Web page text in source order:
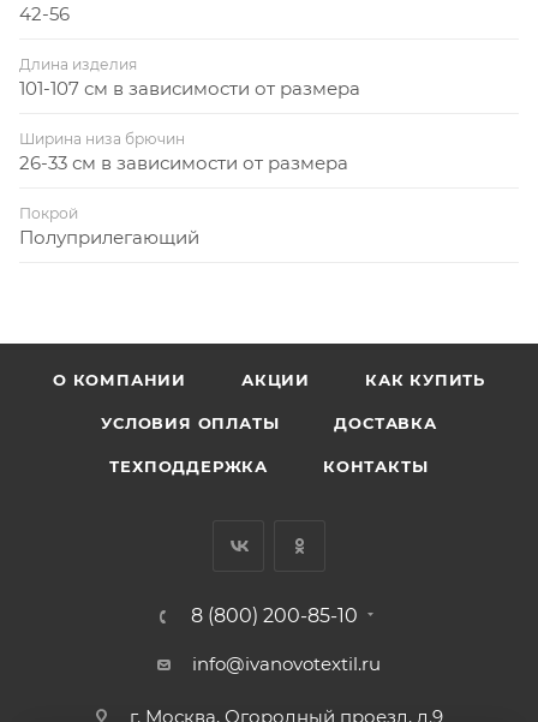
42-56
Длина изделия
101-107 см в зависимости от размера
Ширина низа брючин
26-33 см в зависимости от размера
Покрой
Полуприлегающий
О КОМПАНИИ АКЦИИ КАК КУПИТЬ
УСЛОВИЯ ОПЛАТЫ ДОСТАВКА
ТЕХПОДДЕРЖКА КОНТАКТЫ
8 (800) 200-85-10
info@ivanovotextil.ru
г. Москва, Огородный проезд, д.9